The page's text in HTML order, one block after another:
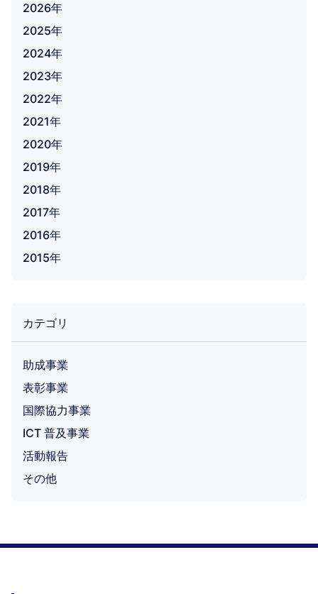
2026年
2025年
2024年
2023年
2022年
2021年
2020年
2019年
2018年
2017年
2016年
2015年
カテゴリ
助成事業
表彰事業
国際協力事業
ICT 普及事業
活動報告
その他